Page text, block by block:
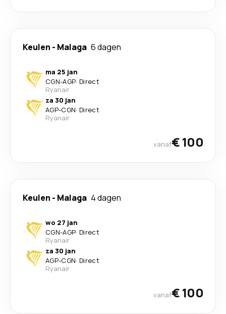
Keulen - Malaga 6 dagen
ma 25 jan
CGN-AGP· Direct
Ryanair
za 30 jan
AGP-CGN· Direct
Ryanair
vanaf€ 100
Keulen - Malaga 4 dagen
wo 27 jan
CGN-AGP· Direct
Ryanair
za 30 jan
AGP-CGN· Direct
Ryanair
vanaf€ 100